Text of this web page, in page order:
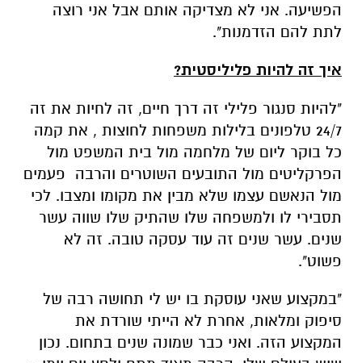
הפשיעה. אני לא מצדיקה אותם אבל אני רוצה
לתת להם הזדמנות".
איך זה להיות פליליסטית?
"להיות סנגור פלילי זה דרך חיים, זה לחיות את זה
24/7 טלפונים בלילות משפחות לחוצות , את קמה
כל בוקר ליום של מלחמה מול בית המשפט מול
הפרקליטים מול התובעים השוטרים והרבה פעמים
מול הנאשם עצמו שלא מבין את מקומו ומצבו. לכי
תסבירי לו ולמשפחה שלו שהתיק שלו שווה עשר
שנים. עשר שנים זה עוד עסקה טובה. זה לא
פשוט".
"במקצוע שאני עוסקת בו יש לי תחושה רבה של
סיפוק ומלאות, אחרת לא הייתי שורדת את
המקצוע הזה. ואני כבר שמונה שנים בתחום. נכון